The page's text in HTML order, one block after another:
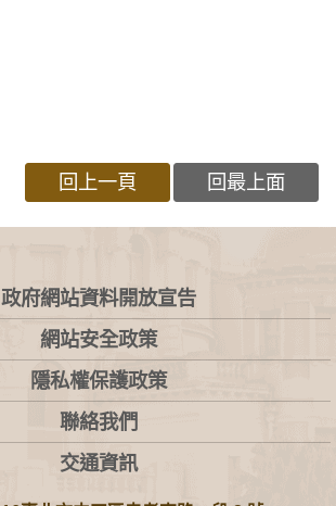
回上一頁 回最上面
政府網站資料開放宣告
網站安全政策
隱私權保護政策
聯絡我們
交通資訊